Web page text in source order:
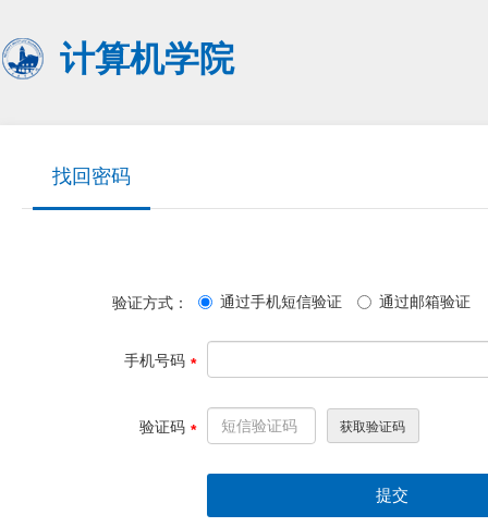
计算机学院
找回密码
验证方式： 通过手机短信验证 通过邮箱验证
手机号码
验证码
提交